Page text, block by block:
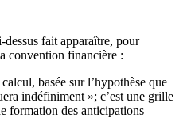
fait apparaître, pour
convention financière :
basée sur l’hypothèse que
indéfiniment »; c’est une grille
formation des anticipations